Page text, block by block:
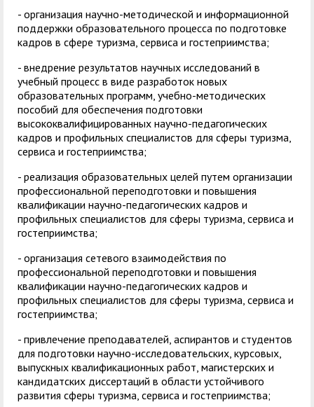
- организация научно-методической и информационной
поддержки образовательного процесса по подготовке
кадров в сфере туризма, сервиса и гостеприимства;
- внедрение результатов научных исследований в
учебный процесс в виде разработок новых
образовательных программ, учебно-методических
пособий для обеспечения подготовки
высококвалифицированных научно-педагогических
кадров и профильных специалистов для сферы туризма,
сервиса и гостеприимства;
- реализация образовательных целей путем организации
профессиональной переподготовки и повышения
квалификации научно-педагогических кадров и
профильных специалистов для сферы туризма, сервиса и
гостеприимства;
- организация сетевого взаимодействия по
профессиональной переподготовки и повышения
квалификации научно-педагогических кадров и
профильных специалистов для сферы туризма, сервиса и
гостеприимства;
- привлечение преподавателей, аспирантов и студентов
для подготовки научно-исследовательских, курсовых,
выпускных квалификационных работ, магистерских и
кандидатских диссертаций в области устойчивого
развития сферы туризма, сервиса и гостеприимства;